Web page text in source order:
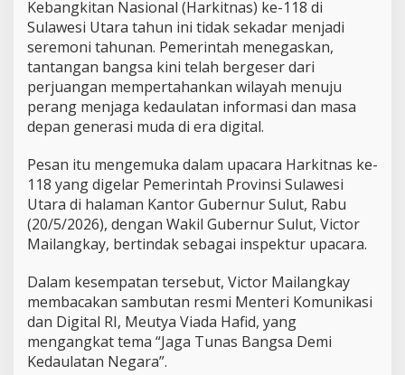
k
t
H
a
d
a
p
A
n
c
a
m
a
D
i
g
i
t
Kebangkitan Nasional (Harkitnas) ke-118 di
Sulawesi Utara tahun ini tidak sekadar menjadi
seremoni tahunan. Pemerintah menegaskan,
tantangan bangsa kini telah bergeser dari
perjuangan mempertahankan wilayah menuju
perang menjaga kedaulatan informasi dan masa
depan generasi muda di era digital.
Pesan itu mengemuka dalam upacara Harkitnas ke-
118 yang digelar Pemerintah Provinsi Sulawesi
Utara di halaman Kantor Gubernur Sulut, Rabu
(20/5/2026), dengan Wakil Gubernur Sulut, Victor
Mailangkay, bertindak sebagai inspektur upacara.
Dalam kesempatan tersebut, Victor Mailangkay
membacakan sambutan resmi Menteri Komunikasi
dan Digital RI, Meutya Viada Hafid, yang
mengangkat tema “Jaga Tunas Bangsa Demi
Kedaulatan Negara”.